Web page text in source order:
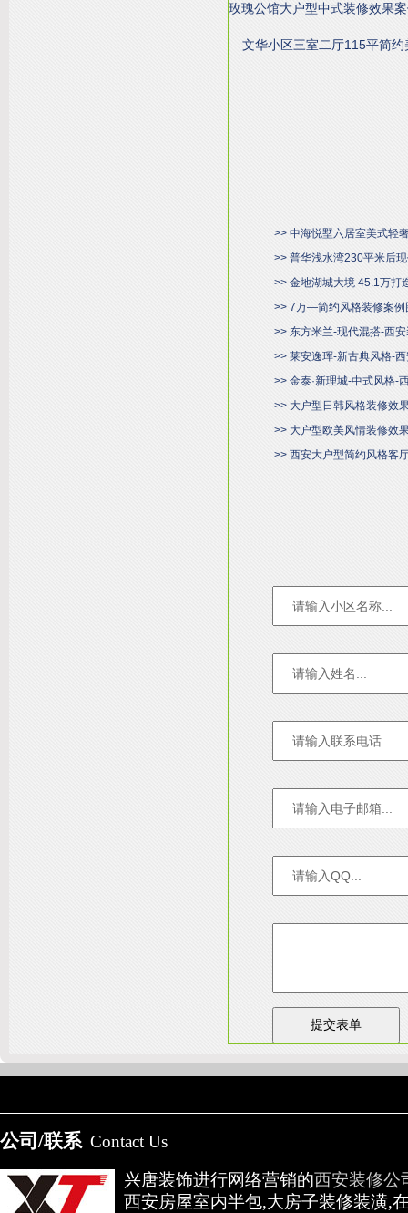
玫瑰公馆大户型中式装修效果
文华小区三室二厅115平简约
>> 中海悦墅六居室美式轻
>> 普华浅水湾230平米后
>> 金地湖城大境 45.1万打
>> 7万—简约风格装修案例
>> 东方米兰-现代混搭-西
>> 莱安逸珲-新古典风格-
>> 金泰·新理城-中式风格-
>> 大户型日韩风格装修效
>> 大户型欧美风情装修效
>> 西安大户型简约风格客
公司/联系 Contact Us
兴唐装饰进行网络营销的西安装修公
西安房屋室内半包,大房子装修装潢,